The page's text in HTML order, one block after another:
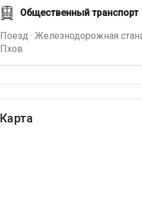
Общественный транспорт
Поезд · Железнодорожная
Пхов
Карта